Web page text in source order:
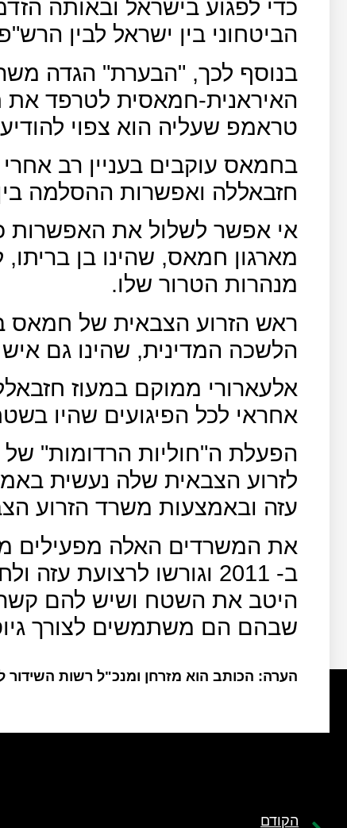
כדי לפגוע בישראל ובאותה
הביטחוני בין ישראל לבין
בנוסף לכך, "הבערת" הגדה
האיראנית-חמאסית לטרפד
טראמפ שעליה הוא צפוי
בחמאס עוקבים בעניין רב
חזבאללה ואפשרות ההסלמה
אי אפשר לשלול את האפשרות
מארגון חמאס, שהינו בן
מנהרות הטרור שלו.
ראש הזרוע הצבאית של חמאס
הלשכה המדינית, שהינו גם
אלעארורי ממוקם במעוז
אחראי לכל הפיגועים שהיו
הפעלת ה"חוליות הרדומות"
לזרוע הצבאית שלה נעשית
עזה ובאמצעות משרד הזרוע
את המשרדים האלה מפעילים
ב- 2011 וגורשו לרצועת
היטב את השטח ושיש להם
שבהם הם משתמשים לצורך
הערה: הכותב הוא מזרחן ומנכ"ל רשות השידור
הקודם